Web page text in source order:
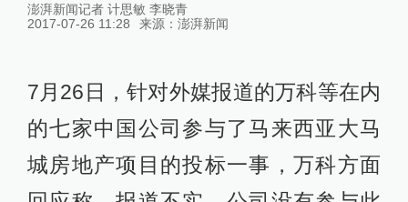
澎湃新闻记者 计思敏 李晓青
2017-07-26 11:28
来源： 澎湃新闻
7月26日，针对外媒报道的万科等在内
的七家中国公司参与了马来西亚大马
城房地产项目的投标一事，万科方面